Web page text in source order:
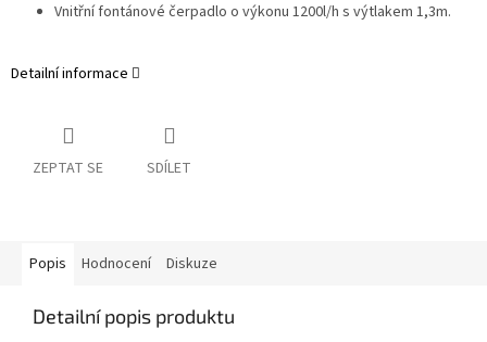
Vnitřní fontánové čerpadlo o výkonu 1200l/h s výtlakem 1,3m.
Detailní informace
ZEPTAT SE SDÍLET
Popis Hodnocení Diskuze
Detailní popis produktu